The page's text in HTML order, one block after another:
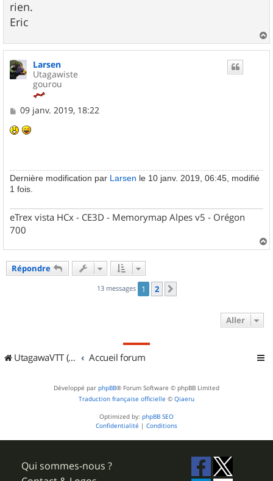
rien.
Eric
a
Larsen
Utagawiste
gourou
M
s
e
09 janv. 2019, 18:22
Dernière modification par Larsen le 10 janv. 2019, 06:45, modifié
1 fois.
eTrex vista HCx - CE3D - Memorymap Alpes v5 - Orégon
700
a
Répondre
13 messages 1 2
Aller
UtagawaVTT (Randos VTT et VTTAE avec traces GPS) Accueil forum
Développé par phpBB® Forum Software © phpBB Limited
Traduction française officielle © Qiaeru
Optimized by: phpBB SEO
Confidentialité | Conditions
Qui sommes-nous ?